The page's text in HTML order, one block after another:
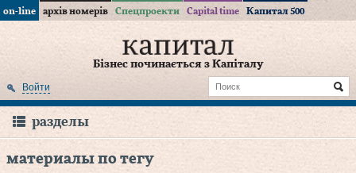
on-line архів номерів Спецпроекти Capital time Капитал 500
Бізнес починається з Капіталу
Войти
разделы
материалы по тегу